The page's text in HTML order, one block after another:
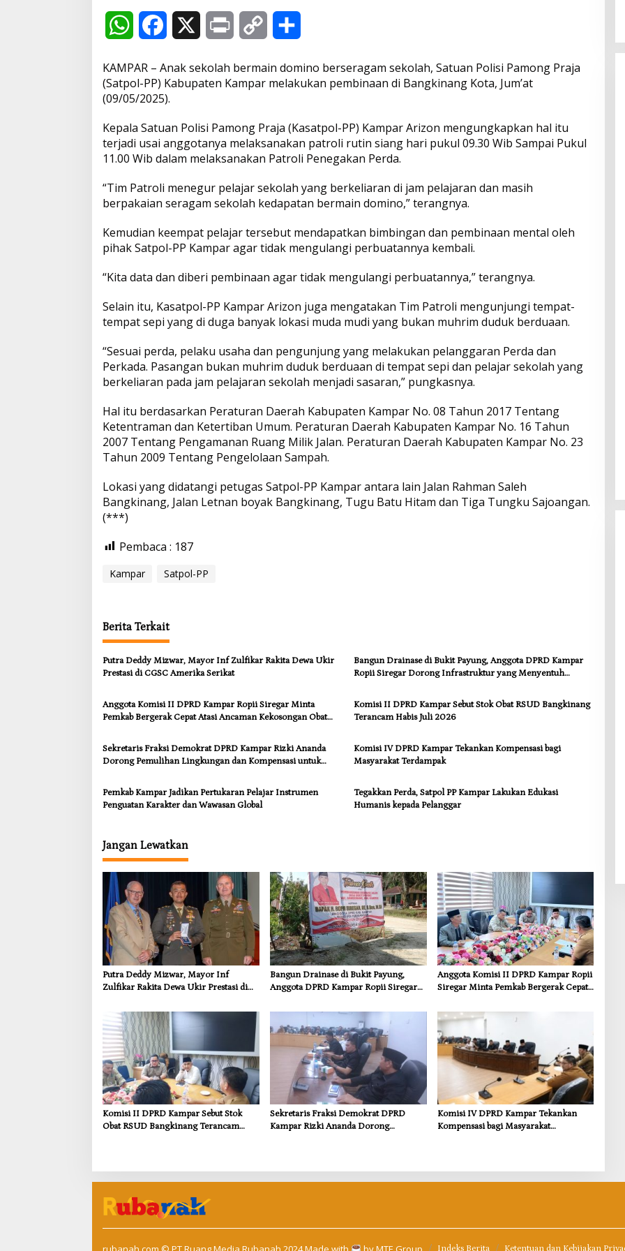
n
a
W
a
s
A
p
c
b
o
o
i
t
p
L
i
n
a
e
KAMPAR – Anak sekolah bermain domino berseragam sekolah, Satuan Polisi Pamong Praja
(Satpol-PP) Kabupaten Kampar melakukan pembinaan di Bangkinang Kota, Jum’at
(09/05/2025).
Kepala Satuan Polisi Pamong Praja (Kasatpol-PP) Kampar Arizon mengungkapkan hal itu
terjadi usai anggotanya melaksanakan patroli rutin siang hari pukul 09.30 Wib Sampai Pukul
11.00 Wib dalam melaksanakan Patroli Penegakan Perda.
“Tim Patroli menegur pelajar sekolah yang berkeliaran di jam pelajaran dan masih
berpakaian seragam sekolah kedapatan bermain domino,” terangnya.
Kemudian keempat pelajar tersebut mendapatkan bimbingan dan pembinaan mental oleh
pihak Satpol-PP Kampar agar tidak mengulangi perbuatannya kembali.
“Kita data dan diberi pembinaan agar tidak mengulangi perbuatannya,” terangnya.
Selain itu, Kasatpol-PP Kampar Arizon juga mengatakan Tim Patroli mengunjungi tempat-
tempat sepi yang di duga banyak lokasi muda mudi yang bukan muhrim duduk berduaan.
“Sesuai perda, pelaku usaha dan pengunjung yang melakukan pelanggaran Perda dan
Perkada. Pasangan bukan muhrim duduk berduaan di tempat sepi dan pelajar sekolah yang
berkeliaran pada jam pelajaran sekolah menjadi sasaran,” pungkasnya.
Hal itu berdasarkan Peraturan Daerah Kabupaten Kampar No. 08 Tahun 2017 Tentang
Ketentraman dan Ketertiban Umum. Peraturan Daerah Kabupaten Kampar No. 16 Tahun
2007 Tentang Pengamanan Ruang Milik Jalan. Peraturan Daerah Kabupaten Kampar No. 23
Tahun 2009 Tentang Pengelolaan Sampah.
Lokasi yang didatangi petugas Satpol-PP Kampar antara lain Jalan Rahman Saleh
Bangkinang, Jalan Letnan boyak Bangkinang, Tugu Batu Hitam dan Tiga Tungku Sajoangan.
(***)
Pembaca : 187
Kampar Satpol-PP
Berita Terkait
Putra Deddy Mizwar, Mayor Inf Zulfikar Rakita Dewa Ukir
Prestasi di CGSC Amerika Serikat
Bangun Drainase di Bukit Payung, Anggota DPRD Kampar
Ropii Siregar Dorong Infrastruktur yang Menyentuh
Anggota Komisi II DPRD Kampar Ropii Siregar Minta
Pemkab Bergerak Cepat Atasi Ancaman Kekosongan Obat
Komisi II DPRD Kampar Sebut Stok Obat RSUD Bangkinang
Terancam Habis Juli 2026
Sekretaris Fraksi Demokrat DPRD Kampar Rizki Ananda
Dorong Pemulihan Lingkungan dan Kompensasi untuk
Komisi IV DPRD Kampar Tekankan Kompensasi bagi
Masyarakat Terdampak
Pemkab Kampar Jadikan Pertukaran Pelajar Instrumen
Penguatan Karakter dan Wawasan Global
Tegakkan Perda, Satpol PP Kampar Lakukan Edukasi
Humanis kepada Pelanggar
Jangan Lewatkan
Putra Deddy Mizwar, Mayor Inf
Zulfikar Rakita Dewa Ukir Prestasi di
Bangun Drainase di Bukit Payung,
Anggota DPRD Kampar Ropii Siregar
Kebutuhan Dasar
Anggota Komisi II DPRD Kampar Ropii
Siregar Minta Pemkab Bergerak Cepat
Wujudkan Kampar Dihati
Komisi II DPRD Kampar Sebut Stok
Obat RSUD Bangkinang Terancam
Sekretaris Fraksi Demokrat DPRD
Kampar Rizki Ananda Dorong
Komisi IV DPRD Kampar Tekankan
Kompensasi bagi Masyarakat
Indeks Berita Ketentuan dan Kebijakan